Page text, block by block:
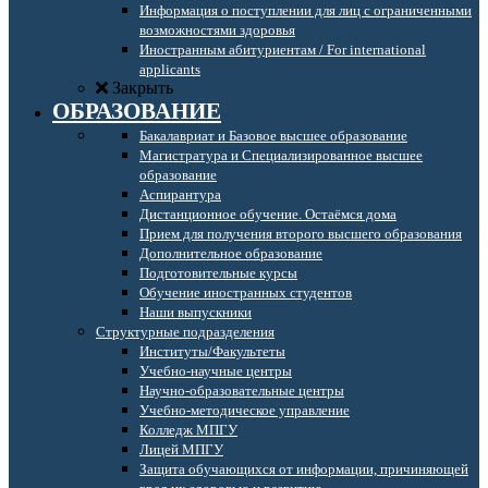
Информация о поступлении для лиц с ограниченными
возможностями здоровья
Иностранным абитуриентам / For international
applicants
Закрыть
ОБРАЗОВАНИЕ
Бакалавриат и Базовое высшее образование
Магистратура и Специализированное высшее
образование
Аспирантура
Дистанционное обучение. Остаёмся дома
Прием для получения второго высшего образования
Дополнительное образование
Подготовительные курсы
Обучение иностранных студентов
Наши выпускники
Структурные подразделения
Институты/Факультеты
Учебно-научные центры
Научно-образовательные центры
Учебно-методическое управление
Колледж МПГУ
Лицей МПГУ
Защита обучающихся от информации, причиняющей